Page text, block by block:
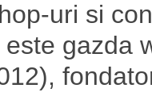
uri si
gazda